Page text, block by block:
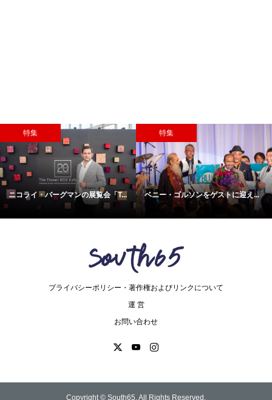
特集
ニコライ・バーグマンの展覧会「T...
特集
ベニー・ゴルソンをゲストに迎え...
プライバシーポリシー・著作権およびリンクについて
運 営
お問い合わせ
Copyright © South65. All Rights Reserved.